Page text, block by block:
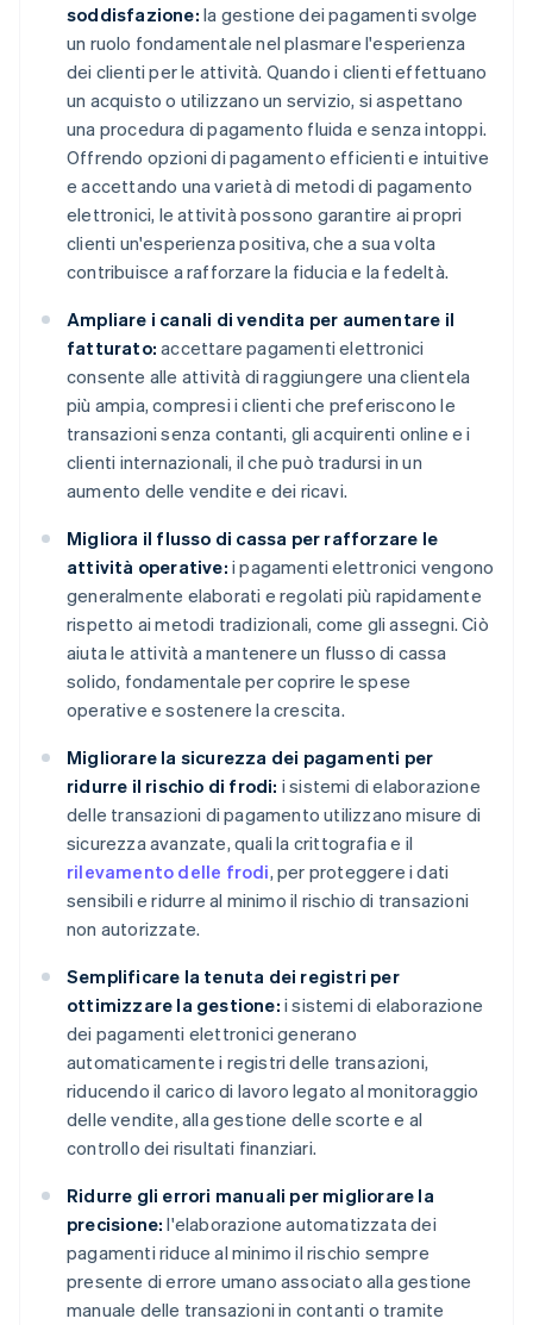
soddisfazione: la gestione dei pagamenti svolge
un ruolo fondamentale nel plasmare l'esperienza
dei clienti per le attività. Quando i clienti effettuano
un acquisto o utilizzano un servizio, si aspettano
una procedura di pagamento fluida e senza intoppi.
Offrendo opzioni di pagamento efficienti e intuitive
e accettando una varietà di metodi di pagamento
elettronici, le attività possono garantire ai propri
clienti un'esperienza positiva, che a sua volta
contribuisce a rafforzare la fiducia e la fedeltà.
Ampliare i canali di vendita per aumentare il
fatturato: accettare pagamenti elettronici
consente alle attività di raggiungere una clientela
più ampia, compresi i clienti che preferiscono le
transazioni senza contanti, gli acquirenti online e i
clienti internazionali, il che può tradursi in un
aumento delle vendite e dei ricavi.
Migliora il flusso di cassa per rafforzare le
attività operative: i pagamenti elettronici vengono
generalmente elaborati e regolati più rapidamente
rispetto ai metodi tradizionali, come gli assegni. Ciò
aiuta le attività a mantenere un flusso di cassa
solido, fondamentale per coprire le spese
operative e sostenere la crescita.
Migliorare la sicurezza dei pagamenti per
ridurre il rischio di frodi: i sistemi di elaborazione
delle transazioni di pagamento utilizzano misure di
sicurezza avanzate, quali la crittografia e il
rilevamento delle frodi, per proteggere i dati
sensibili e ridurre al minimo il rischio di transazioni
non autorizzate.
Semplificare la tenuta dei registri per
ottimizzare la gestione: i sistemi di elaborazione
dei pagamenti elettronici generano
automaticamente i registri delle transazioni,
riducendo il carico di lavoro legato al monitoraggio
delle vendite, alla gestione delle scorte e al
controllo dei risultati finanziari.
Ridurre gli errori manuali per migliorare la
precisione: l'elaborazione automatizzata dei
pagamenti riduce al minimo il rischio sempre
presente di errore umano associato alla gestione
manuale delle transazioni in contanti o tramite